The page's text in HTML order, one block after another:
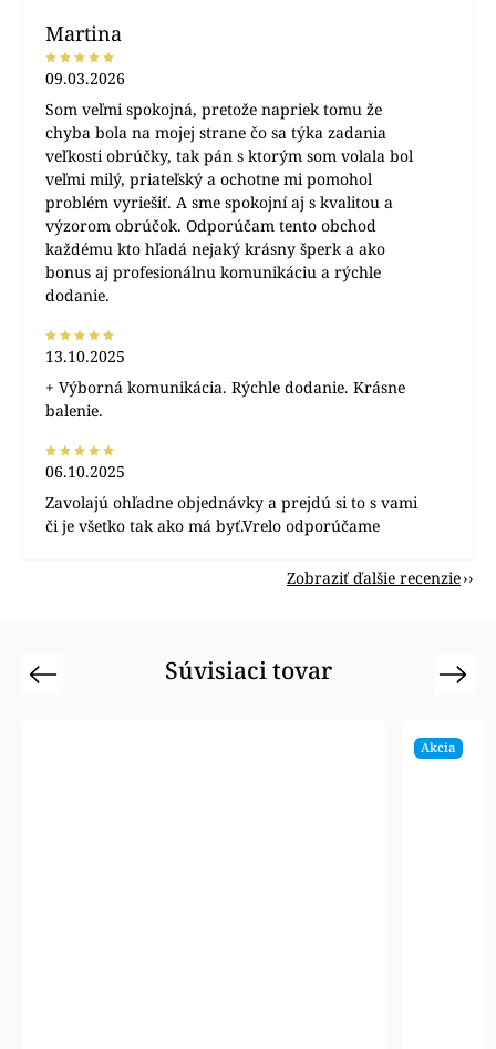
Martina
09.03.2026
Som veľmi spokojná, pretože napriek tomu že
chyba bola na mojej strane čo sa týka zadania
veľkosti obrúčky, tak pán s ktorým som volala bol
veľmi milý, priateľský a ochotne mi pomohol
problém vyriešiť. A sme spokojní aj s kvalitou a
výzorom obrúčok. Odporúčam tento obchod
každému kto hľadá nejaký krásny šperk a ako
bonus aj profesionálnu komunikáciu a rýchle
dodanie.
13.10.2025
+ Výborná komunikácia. Rýchle dodanie. Krásne
balenie.
06.10.2025
Zavolajú ohľadne objednávky a prejdú si to s vami
či je všetko tak ako má byť.Vrelo odporúčame
Zobraziť ďalšie recenzie
Súvisiaci tovar
Previous
Akcia
Next